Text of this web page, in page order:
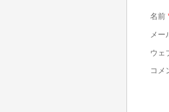
名前
メー
ウェ
コメ